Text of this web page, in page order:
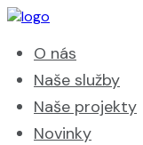
O nás
Naše služby
Naše projekty
Novinky